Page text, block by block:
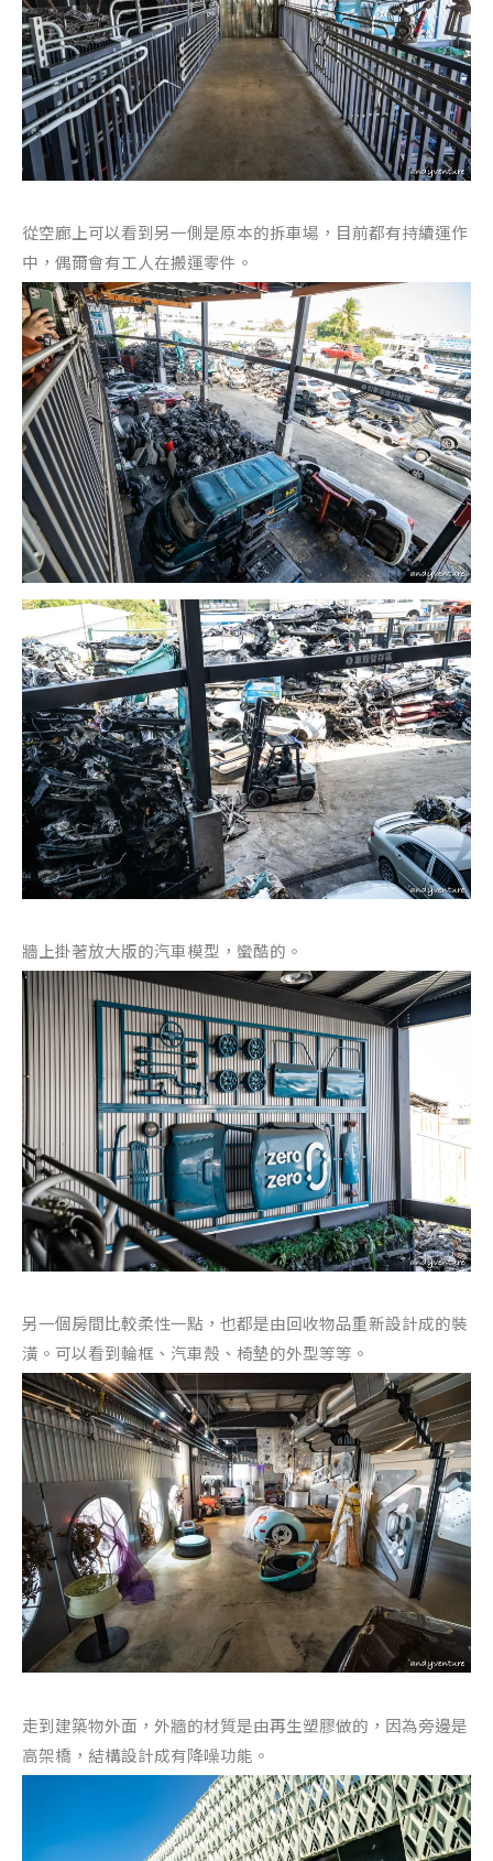
從空廊上可以看到另一側是原本的拆車場，目前都有持續運作
中，偶爾會有工人在搬運零件。
牆上掛著放大版的汽車模型，蠻酷的。
另一個房間比較柔性一點，也都是由回收物品重新設計成的裝
潢。可以看到輪框、汽車殼、椅墊的外型等等。
走到建築物外面，外牆的材質是由再生塑膠做的，因為旁邊是
高架橋，結構設計成有降噪功能。